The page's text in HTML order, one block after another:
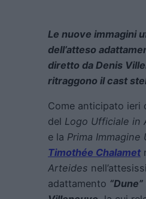
Le nuove immagini
dell’atteso
diretto da Denis
ritraggono il cast
Come anticipato ieri
del Logo Ufficiale in
e la Prima Immagine
Timothée Chalamet
Arteides
adattamento “Dune”